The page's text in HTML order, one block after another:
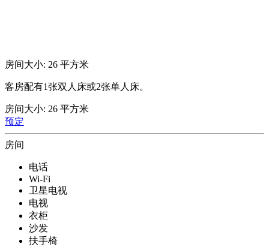
房间大小: 26 平方米
客房配有1张双人床或2张单人床。
房间大小: 26 平方米
预定
房间
电话
Wi-Fi
卫星电视
电视
衣柜
沙发
扶手椅